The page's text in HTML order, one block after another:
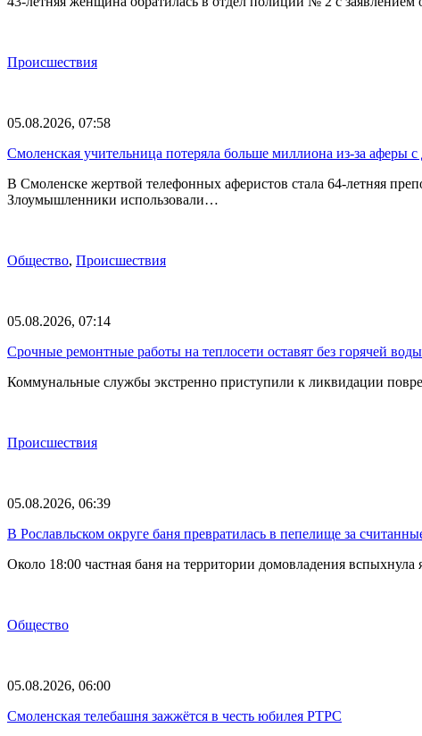
Происшествия
05.08.2026, 07:58
Смоленская учительница потеряла больше миллиона из-за аферы
В Смоленске жертвой телефонных аферистов стала 64-летняя
Злоумышленники использовали…
Общество, Происшествия
05.08.2026, 07:14
Срочные ремонтные работы на теплосети оставят без горячей
Коммунальные службы экстренно приступили к ликвидации
Происшествия
05.08.2026, 06:39
В Рославльском округе баня превратилась в пепелище за
Около 18:00 частная баня на территории домовладения
Общество
05.08.2026, 06:00
Смоленская телебашня зажжётся в честь юбилея РТРС